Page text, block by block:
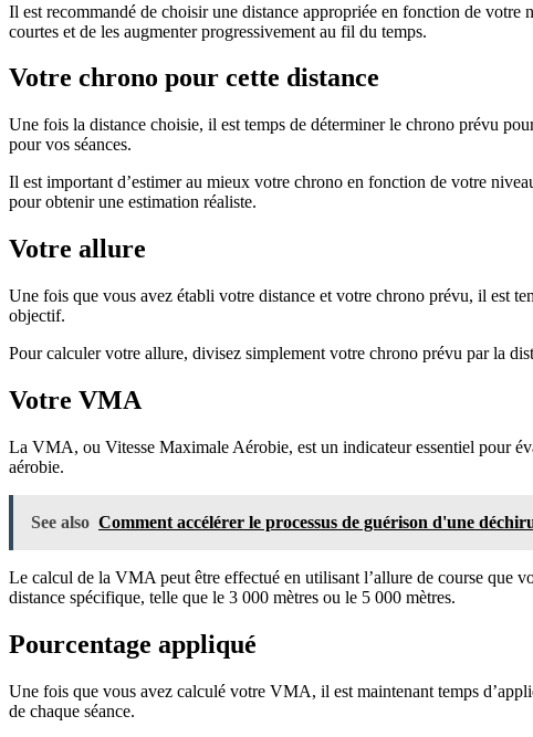
Il est recommandé de choisir une distance appropriée en fonction de
courtes et de les augmenter progressivement au fil du temps.
Votre chrono pour cette distance
Une fois la distance choisie, il est temps de déterminer le chrono prévu
pour vos séances.
Il est important d’estimer au mieux votre chrono en fonction de votre
pour obtenir une estimation réaliste.
Votre allure
Une fois que vous avez établi votre distance et votre chrono prévu, il est
objectif.
Pour calculer votre allure, divisez simplement votre chrono prévu par la
Votre VMA
La VMA, ou Vitesse Maximale Aérobie, est un indicateur essentiel pour
aérobie.
See also Comment accélérer le processus de guérison d'une
Le calcul de la VMA peut être effectué en utilisant l’allure de course que
distance spécifique, telle que le 3 000 mètres ou le 5 000 mètres.
Pourcentage appliqué
Une fois que vous avez calculé votre VMA, il est maintenant temps
de chaque séance.